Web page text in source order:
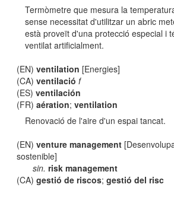
Termòmetre que mesura la
sense necessitat d'utilitzar un abric
està proveït d'una protecció especial i
ventilat artificialment.
(EN)ventilation [Energies]
(CA)ventilació f
(ES)ventilación
(FR)aération;ventilation
Renovació de l'aire d'un espai tancat.
(EN)venture management
sostenible]
sin. risk management
(CA)gestió de riscos;gestió del risc